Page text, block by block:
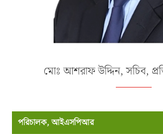
মোঃ আশরাফ উদ্দিন, সচিব,
পরিচালক, আইএসপিআর